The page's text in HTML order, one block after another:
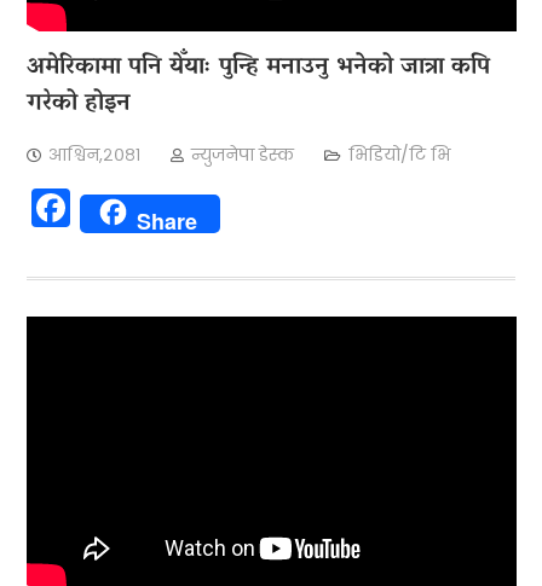
अमेरिकामा पनि येँयाः पुन्हि मनाउनु भनेको जात्रा कपि
गरेको होइन
आश्विन,२०८१ न्युजनेपा डेस्क भिडियो/टि भि
Facebook
Share